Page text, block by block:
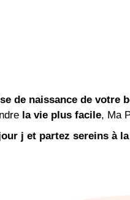
de naissance de votre
la vie plus facile, Ma
j et partez sereins à